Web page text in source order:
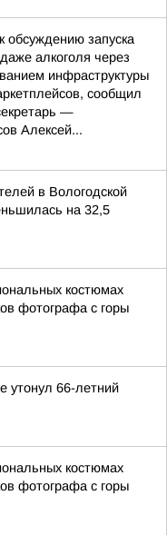
обсуждению запуска
алкоголя через
инфраструктуры
сообщил
—
Алексей...
в Вологодской
на 32,5
костюмах
фотографа с горы
утонул 66-летний
костюмах
фотографа с горы